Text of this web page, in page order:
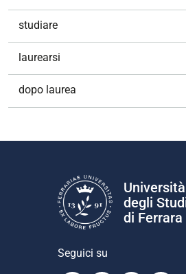
studiare
laurearsi
dopo laurea
Università
degli
di Ferrara
Seguici su